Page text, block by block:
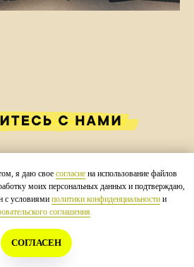
КОНФИДЕНЦИАЛЬНОСТИ
YOUTUBE О НАС
я даю свое согласие на использование файлов
моих персональных данных и подтверждаю,
с условиями политики конфиденциальности и
соглашения
СОГЛАСЕН